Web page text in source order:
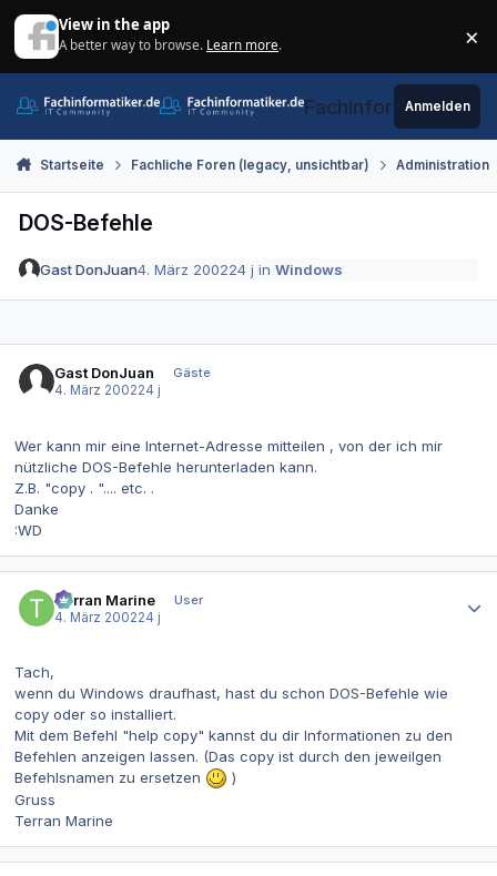
View in the app
A better way to browse. Learn more. ×
Fachinformatiker.de
Anmelden
Startseite Fachliche Foren (legacy, unsichtbar) Administration
DOS-Befehle
Gast DonJuan4. März 200224 j inWindows
Gast DonJuan
Gäste
4. März 200224 j
Wer kann mir eine Internet-Adresse mitteilen , von der ich mir
nützliche DOS-Befehle herunterladen kann.
Z.B. "copy . ".... etc. .
Danke
:WD
Terran Marine
User
4. März 200224 j
Tach,
wenn du Windows draufhast, hast du schon DOS-Befehle wie
copy oder so installiert.
Mit dem Befehl "help copy" kannst du dir Informationen zu den
Befehlen anzeigen lassen. (Das copy ist durch den jeweilgen
Befehlsnamen zu ersetzen
)
Gruss
Terran Marine